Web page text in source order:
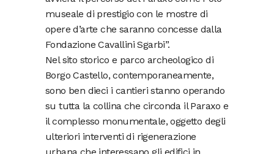
museale di prestigio con le mostre di
opere d’arte che saranno concesse dalla
Fondazione Cavallini Sgarbi”.
Nel sito storico e parco archeologico di
Borgo Castello, contemporaneamente,
sono ben dieci i cantieri stanno operando
su tutta la collina che circonda il Paraxo e
il complesso monumentale, oggetto degli
ulteriori interventi di rigenerazione